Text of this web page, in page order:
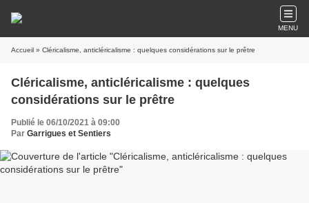
MENU
Accueil » Cléricalisme, anticléricalisme : quelques considérations sur le prêtre
Cléricalisme, anticléricalisme : quelques
considérations sur le prêtre
Publié le 06/10/2021 à 09:00
Par Garrigues et Sentiers